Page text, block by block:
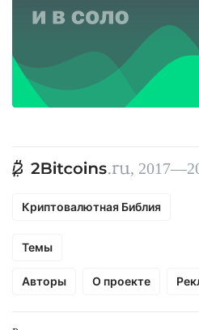
,
Криптовалютная Библия
Темы
Авторы О проекте